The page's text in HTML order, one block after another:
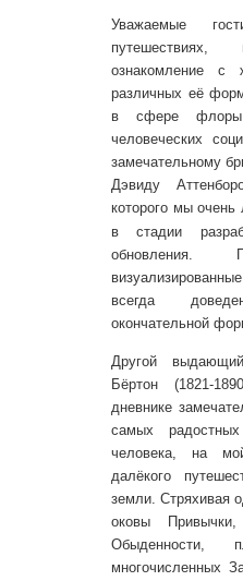
Уважаемые
ознакомление
различных её
в сфере
человеческих
замечательному
Дэвиду
которого мы
в стадии
всегда
окончательной
Другой
Бёртон (1821-
дневнике
самых
человека, на
далёкого
земли. Стряхивая
оковы
многочисленных